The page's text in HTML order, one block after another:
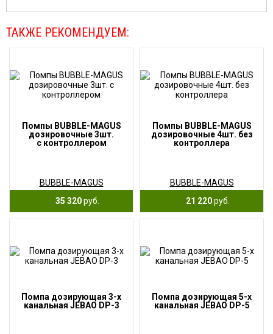
ТАКЖЕ РЕКОМЕНДУЕМ:
Помпы BUBBLE-MAGUS
дозировочные 3шт.
с контроллером
BUBBLE-MAGUS
35 320руб.
Помпы BUBBLE-MAGUS
дозировочные 4шт. без
контроллера
BUBBLE-MAGUS
21 220руб.
Помпа дозирующая 3-х
канальная JEBAO DP-3
Помпа дозирующая 5-х
канальная JEBAO DP-5